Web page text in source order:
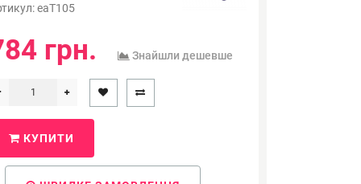
eaT105
грн. Знайшли дешевше
КУПИТИ